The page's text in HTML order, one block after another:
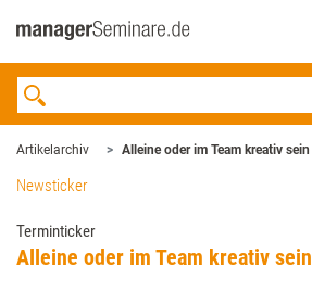
Artikelarchiv Alleine oder im Team kreativ sein
Newsticker
Terminticker
Alleine oder im Team kreativ sein